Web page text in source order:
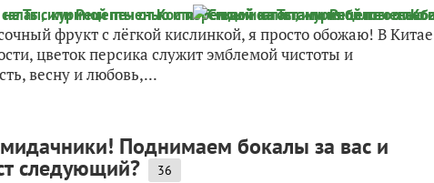
фрукт с лёгкой кислинкой, я просто обожаю! В Китае
цветок персика служит эмблемой чистоты и
весну и любовь,...
Поднимаем бокалы за вас и
следующий? 36